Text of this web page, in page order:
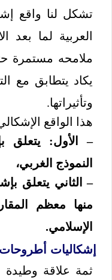
تشكل لنا واقع
العربية لما بعد
ملامحه مستمرة
يكاد يتطابق مع
وتأثيراتها.
هذا الواقع
– الأول: يتعلق
النموذج الغربي،
– الثاني يتعلق
منها معظم
الإسلامي.
إشكاليات أطروحات
ثمة علاقة